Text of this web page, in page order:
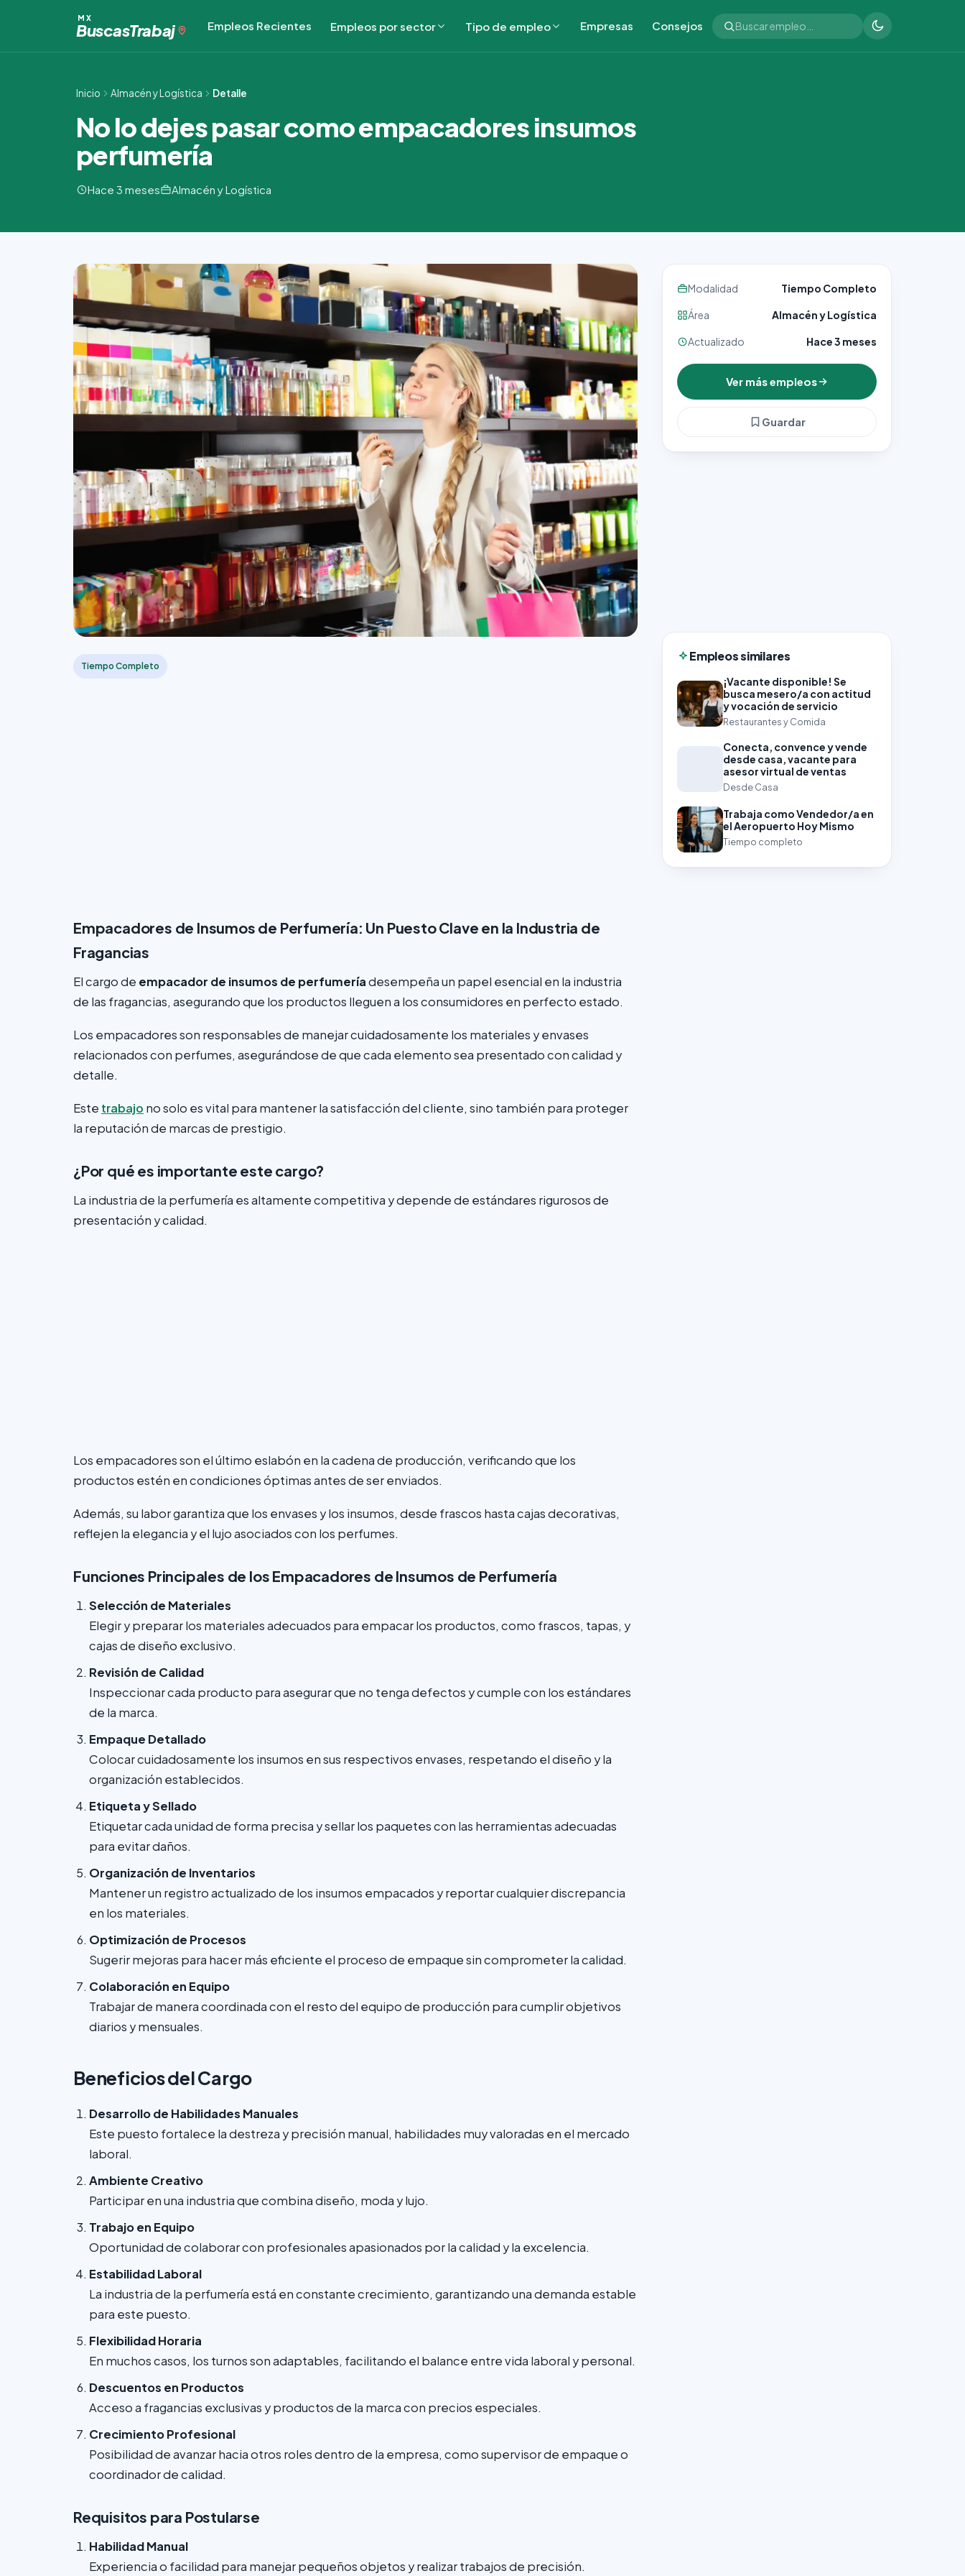
MX
BuscasTrabaj Empleos Recientes Empleos por sector Tipo de empleo Empresas Consejos
Inicio Almacén y Logística Detalle
No lo dejes pasar como empacadores insumos
perfumería
Hace 3 meses Almacén y Logística
Tiempo Completo
Empacadores de Insumos de Perfumería: Un Puesto Clave en la Industria de
Fragancias
El cargo de empacador de insumos de perfumeríadesempeña un papel esencial en la industria
de las fragancias, asegurando que los productos lleguen a los consumidores en perfecto estado.
Los empacadores son responsables de manejar cuidadosamente los materiales y envases
relacionados con perfumes, asegurándose de que cada elemento sea presentado con calidad y
detalle.
Este trabajo no solo es vital para mantener la satisfacción del cliente, sino también para proteger
la reputación de marcas de prestigio.
¿Por qué es importante este cargo?
La industria de la perfumería es altamente competitiva y depende de estándares rigurosos de
presentación y calidad.
Los empacadores son el último eslabón en la cadena de producción, verificando que los
productos estén en condiciones óptimas antes de ser enviados.
Además, su labor garantiza que los envases y los insumos, desde frascos hasta cajas decorativas,
reflejen la elegancia y el lujo asociados con los perfumes.
Funciones Principales de los Empacadores de Insumos de Perfumería
Selección de Materiales
Elegir y preparar los materiales adecuados para empacar los productos, como frascos, tapas, y
cajas de diseño exclusivo.
Revisión de Calidad
Inspeccionar cada producto para asegurar que no tenga defectos y cumple con los estándares
de la marca.
Empaque Detallado
Colocar cuidadosamente los insumos en sus respectivos envases, respetando el diseño y la
organización establecidos.
Etiqueta y Sellado
Etiquetar cada unidad de forma precisa y sellar los paquetes con las herramientas adecuadas
para evitar daños.
Organización de Inventarios
Mantener un registro actualizado de los insumos empacados y reportar cualquier discrepancia
en los materiales.
Optimización de Procesos
Sugerir mejoras para hacer más eficiente el proceso de empaque sin comprometer la calidad.
Colaboración en Equipo
Trabajar de manera coordinada con el resto del equipo de producción para cumplir objetivos
diarios y mensuales.
Beneficios del Cargo
Desarrollo de Habilidades Manuales
Este puesto fortalece la destreza y precisión manual, habilidades muy valoradas en el mercado
laboral.
Ambiente Creativo
Participar en una industria que combina diseño, moda y lujo.
Trabajo en Equipo
Oportunidad de colaborar con profesionales apasionados por la calidad y la excelencia.
Estabilidad Laboral
La industria de la perfumería está en constante crecimiento, garantizando una demanda estable
para este puesto.
Flexibilidad Horaria
En muchos casos, los turnos son adaptables, facilitando el balance entre vida laboral y personal.
Descuentos en Productos
Acceso a fragancias exclusivas y productos de la marca con precios especiales.
Crecimiento Profesional
Posibilidad de avanzar hacia otros roles dentro de la empresa, como supervisor de empaque o
coordinador de calidad.
Requisitos para Postularse
Habilidad Manual
Experiencia o facilidad para manejar pequeños objetos y realizar trabajos de precisión.
Modalidad Tiempo Completo
Área Almacén y Logística
Actualizado Hace 3 meses
Ver más empleos
Guardar
Empleos similares
¡Vacante disponible! Se
busca mesero/a con actitud
y vocación de servicio
Restaurantes y Comida
Conecta, convence y vende
desde casa, vacante para
asesor virtual de ventas
Desde Casa
Trabaja como Vendedor/a en
el Aeropuerto Hoy Mismo
Tiempo completo